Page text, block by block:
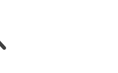
Se alla leverantörer